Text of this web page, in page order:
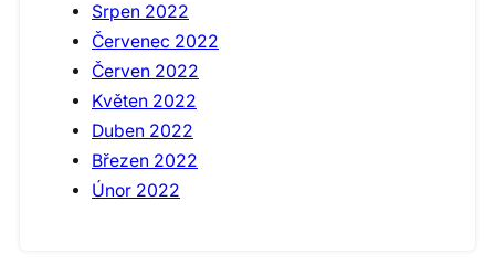
Srpen 2022
Červenec 2022
Červen 2022
Květen 2022
Duben 2022
Březen 2022
Únor 2022